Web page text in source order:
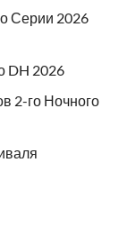
Серии 2026
DH 2026
2-го Ночного